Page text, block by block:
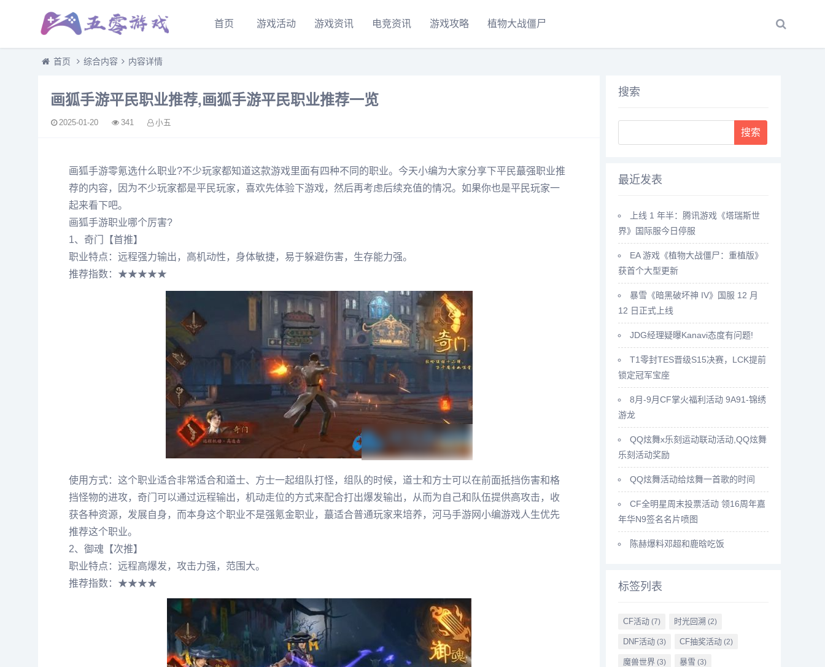
首页 游戏活动 游戏资讯 电竞资讯 游戏攻略 植物大战僵尸
首页 综合内容 内容详情
画狐手游平民职业推荐,画狐手游平民职业推荐一览
2025-01-20 341 小五
画狐手游零氪选什么职业?不少玩家都知道这款游戏里面有四种不同的职业。今天小编为大家分享下平民蕞强职业推
荐的内容，因为不少玩家都是平民玩家，喜欢先体验下游戏，然后再考虑后续充值的情况。如果你也是平民玩家一
起来看下吧。
画狐手游职业哪个厉害?
1、奇门【首推】
职业特点：远程强力输出，高机动性，身体敏捷，易于躲避伤害，生存能力强。
推荐指数：★★★★★
使用方式：这个职业适合非常适合和道士、方士一起组队打怪，组队的时候，道士和方士可以在前面抵挡伤害和格
挡怪物的进攻，奇门可以通过远程输出，机动走位的方式来配合打出爆发输出，从而为自己和队伍提供高攻击，收
获各种资源，发展自身，而本身这个职业不是强氪金职业，蕞适合普通玩家来培养，河马手游网小编游戏人生优先
推荐这个职业。
2、御魂【次推】
职业特点：远程高爆发，攻击力强，范围大。
推荐指数：★★★★
搜索
最近发表
上线 1 年半：腾讯游戏《塔瑞斯世
界》国际服今日停服
EA 游戏《植物大战僵尸：重植版》
获首个大型更新
暴雪《暗黑破坏神 IV》国服 12 月
12 日正式上线
JDG经理疑曝Kanavi态度有问题!
T1零封TES晋级S15决赛，LCK提前
锁定冠军宝座
8月-9月CF掌火福利活动 9A91-锦绣
游龙
QQ炫舞x乐刻运动联动活动,QQ炫舞
乐刻活动奖励
QQ炫舞活动给炫舞一首歌的时间
CF全明星周末投票活动 领16周年嘉
年华N9签名名片喷图
陈赫爆料邓超和鹿晗吃饭
标签列表
CF活动(7) 时光回溯 (2)
DNF活动(3) CF抽奖活动(2)
魔兽世界(3) 暴雪 (3)